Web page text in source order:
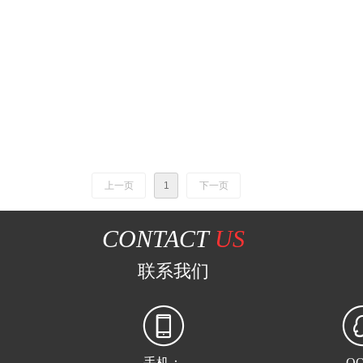
上一页 1 下一页
CONTACT US
联系我们